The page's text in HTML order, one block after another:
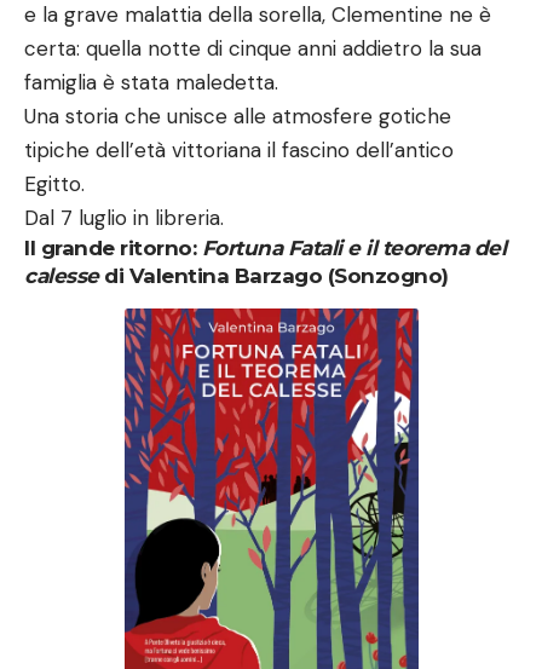
e la grave malattia della sorella, Clementine ne è
certa: quella notte di cinque anni addietro la sua
famiglia è stata maledetta.
Una storia che unisce alle atmosfere gotiche
tipiche dell’età vittoriana il fascino dell’antico
Egitto.
Dal 7 luglio in libreria.
Il grande ritorno: Fortuna Fatali e il teorema del
calesse di Valentina Barzago (Sonzogno)